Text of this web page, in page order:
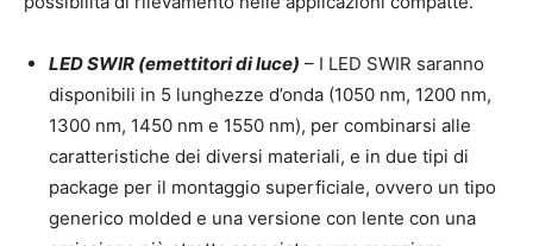
LED SWIR (emettitori di luce) – I LED SWIR saranno
disponibili in 5 lunghezze d’onda (1050 nm, 1200 nm,
1300 nm, 1450 nm e 1550 nm), per combinarsi alle
caratteristiche dei diversi materiali, e in due tipi di
package per il montaggio superficiale, ovvero un tipo
generico molded e una versione con lente con una